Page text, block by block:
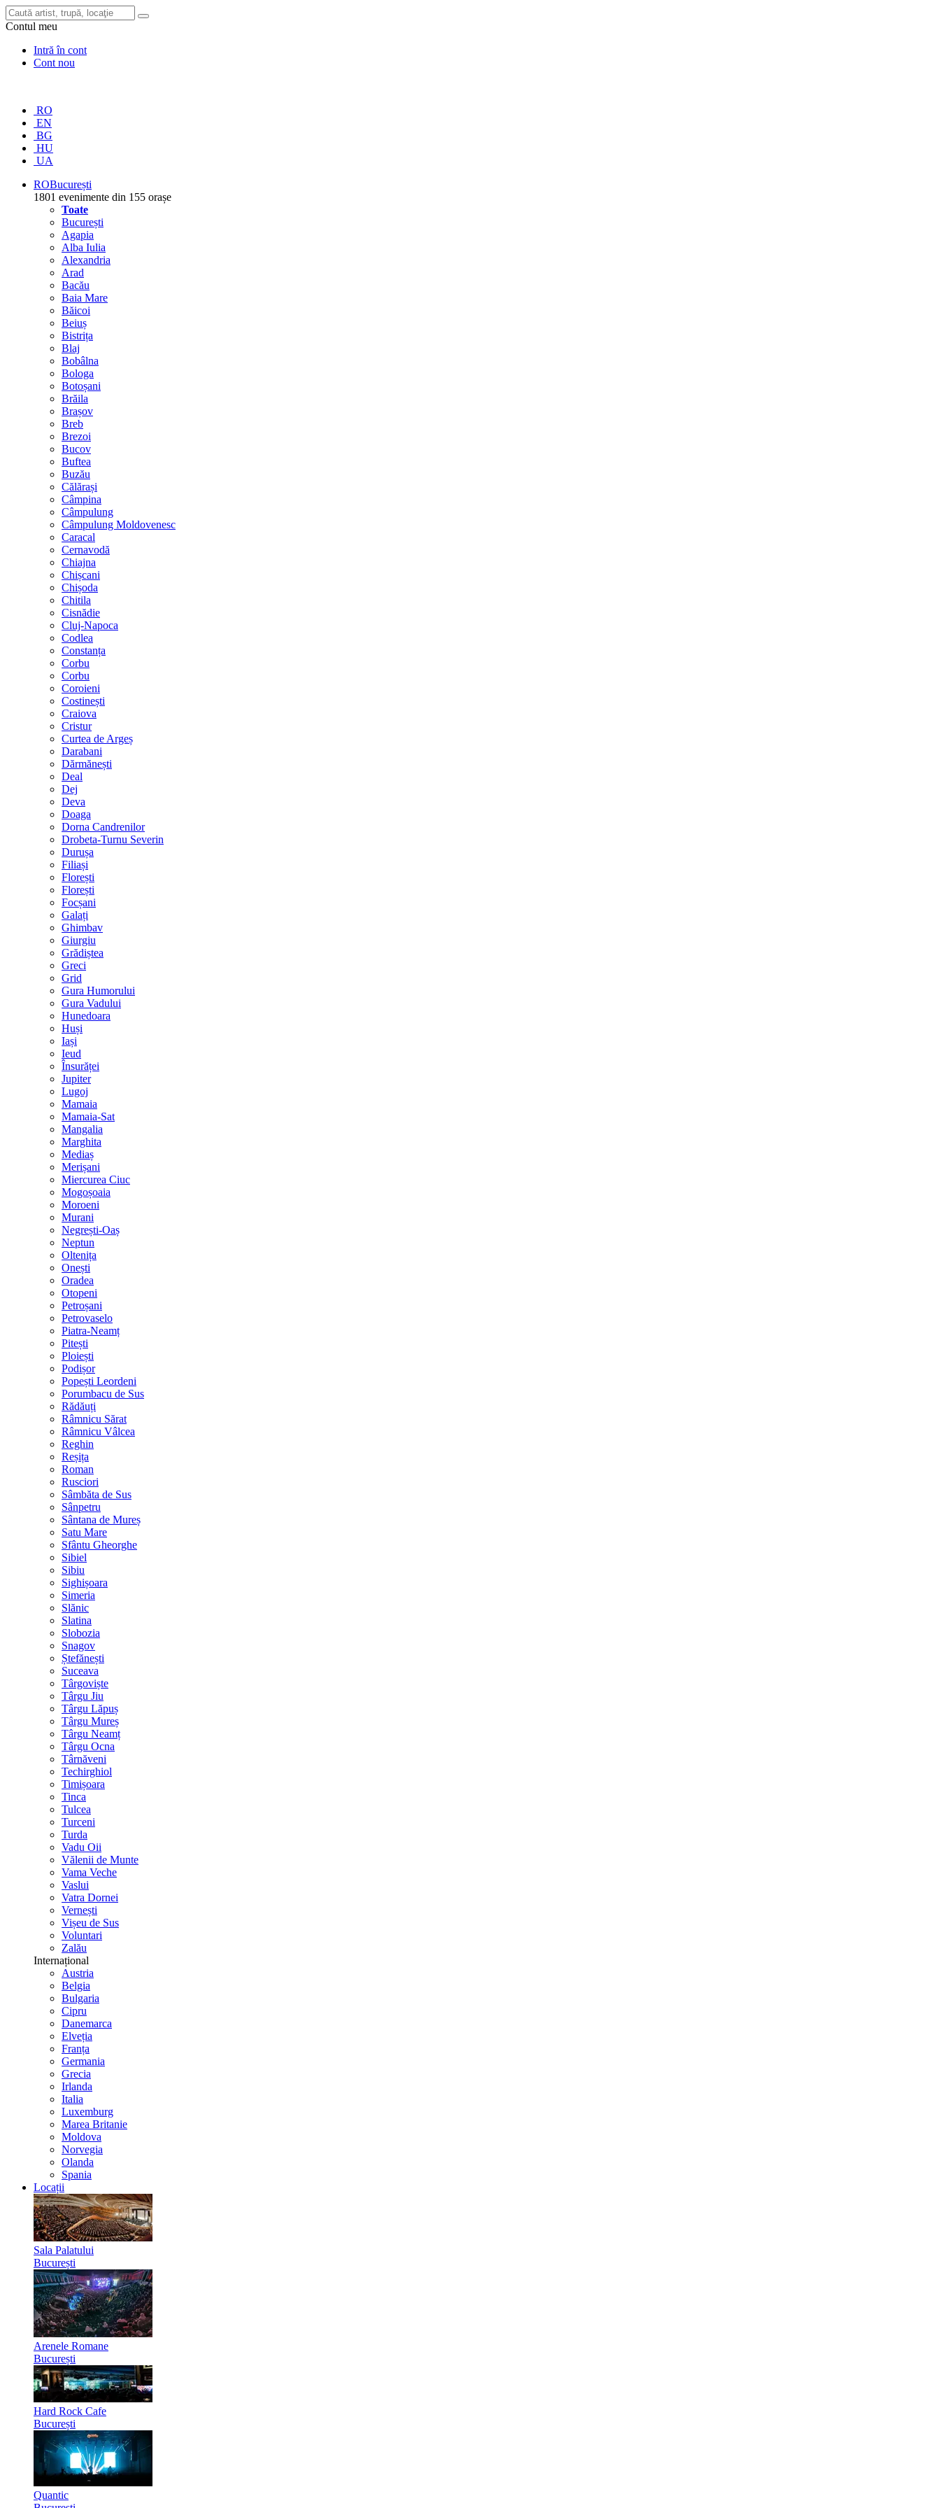
Contul meu
Intră în cont
Cont nou
RO
EN
BG
HU
UA
ROBucurești
1801 evenimente din 155 orașe
Toate
București
Agapia
Alba Iulia
Alexandria
Arad
Bacău
Baia Mare
Băicoi
Beiuș
Bistrița
Blaj
Bobâlna
Bologa
Botoșani
Brăila
Brașov
Breb
Brezoi
Bucov
Buftea
Buzău
Călărași
Câmpina
Câmpulung
Câmpulung Moldovenesc
Caracal
Cernavodă
Chiajna
Chișcani
Chișoda
Chitila
Cisnădie
Cluj-Napoca
Codlea
Constanța
Corbu
Corbu
Coroieni
Costinești
Craiova
Cristur
Curtea de Argeș
Darabani
Dărmănești
Deal
Dej
Deva
Doaga
Dorna Candrenilor
Drobeta-Turnu Severin
Durușa
Filiași
Florești
Florești
Focșani
Galați
Ghimbav
Giurgiu
Grădiștea
Greci
Grid
Gura Humorului
Gura Vadului
Hunedoara
Huși
Iași
Ieud
Însurăței
Jupiter
Lugoj
Mamaia
Mamaia-Sat
Mangalia
Marghita
Mediaș
Merișani
Miercurea Ciuc
Mogoșoaia
Moroeni
Murani
Negrești-Oaș
Neptun
Oltenița
Onești
Oradea
Otopeni
Petroșani
Petrovaselo
Piatra-Neamț
Pitești
Ploiești
Podișor
Popești Leordeni
Porumbacu de Sus
Rădăuți
Râmnicu Sărat
Râmnicu Vâlcea
Reghin
Reșița
Roman
Rusciori
Sâmbăta de Sus
Sânpetru
Sântana de Mureș
Satu Mare
Sfântu Gheorghe
Sibiel
Sibiu
Sighișoara
Simeria
Slănic
Slatina
Slobozia
Snagov
Ștefănești
Suceava
Târgoviște
Târgu Jiu
Târgu Lăpuș
Târgu Mureș
Târgu Neamț
Târgu Ocna
Târnăveni
Techirghiol
Timișoara
Tinca
Tulcea
Turceni
Turda
Vadu Oii
Vălenii de Munte
Vama Veche
Vaslui
Vatra Dornei
Vernești
Vișeu de Sus
Voluntari
Zalău
Internațional
Austria
Belgia
Bulgaria
Cipru
Danemarca
Elveția
Franța
Germania
Grecia
Irlanda
Italia
Luxemburg
Marea Britanie
Moldova
Norvegia
Olanda
Spania
Locații
Sala Palatului
București
Arenele Romane
București
Hard Rock Cafe
București
Quantic